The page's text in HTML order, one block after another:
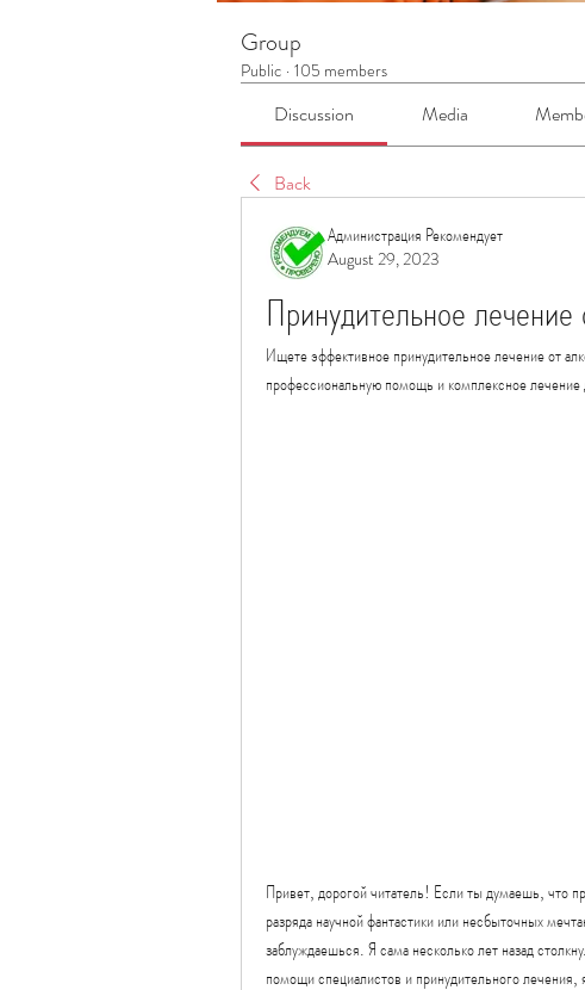
Group
Public · 105 members
Discussion Media
Back
Администрация Рекомендует
August 29, 2023
Принудительное
Ищете эффективное принудительное лечение от
профессиональную помощь и комплексное лечение
Привет, дорогой читатель! Если ты думаешь, что
разряда научной фантастики или несбыточных
заблуждаешься. Я сама несколько лет назад
помощи специалистов и принудительного